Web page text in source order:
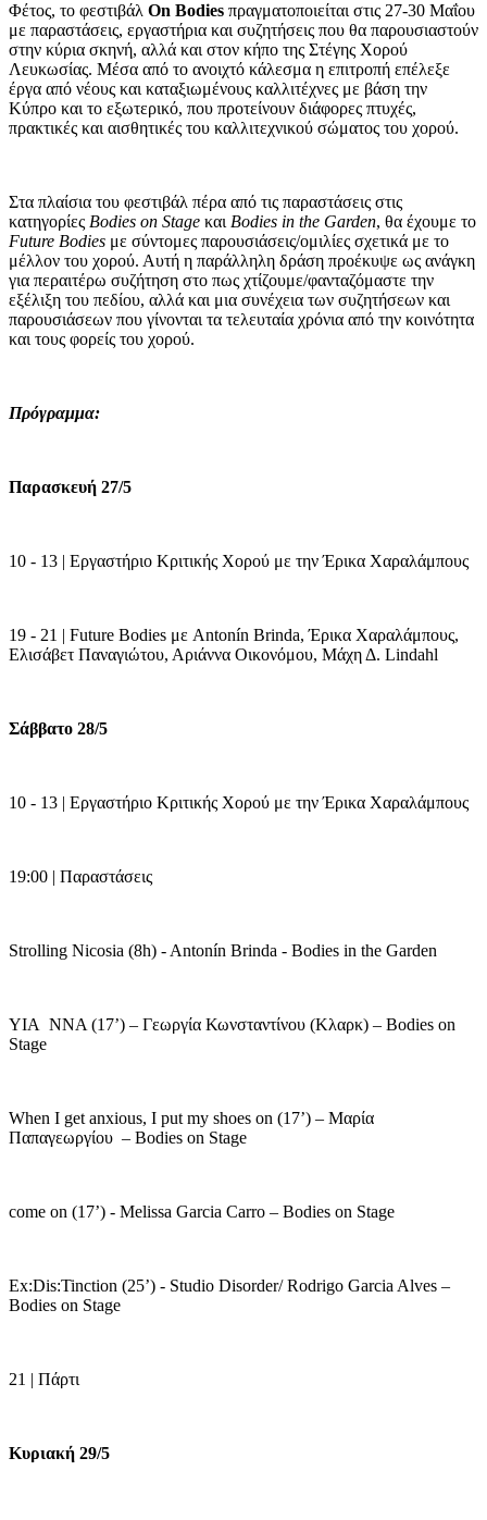
Φέτος, το φεστιβάλ On Bodies πραγματοποιείται στις 27-30 Μαΐου
με παραστάσεις, εργαστήρια και συζητήσεις που θα παρουσιαστούν
στην κύρια σκηνή, αλλά και στον κήπο της Στέγης Χορού
Λευκωσίας. Μέσα από το ανοιχτό κάλεσμα η επιτροπή επέλεξε
έργα από νέους και καταξιωμένους καλλιτέχνες με βάση την
Κύπρο και το εξωτερικό, που προτείνουν διάφορες πτυχές,
πρακτικές και αισθητικές του καλλιτεχνικού σώματος του χορού.
Στα πλαίσια του φεστιβάλ πέρα από τις παραστάσεις στις
κατηγορίες Bodies on Stage και Bodies in the Garden, θα έχουμε το
Future Bodies με σύντομες παρουσιάσεις/ομιλίες σχετικά με το
μέλλον του χορού. Αυτή η παράλληλη δράση προέκυψε ως ανάγκη
για περαιτέρω συζήτηση στο πως χτίζουμε/φανταζόμαστε την
εξέλιξη του πεδίου, αλλά και μια συνέχεια των συζητήσεων και
παρουσιάσεων που γίνονται τα τελευταία χρόνια από την κοινότητα
και τους φορείς του χορού.
Πρόγραμμα:
Παρασκευή 27/5
10 - 13 | Εργαστήριο Κριτικής Χορού με την Έρικα Χαραλάμπους
19 - 21 | Future Bodies με Antonín Brinda, Έρικα Χαραλάμπους,
Ελισάβετ Παναγιώτου, Αριάννα Οικονόμου, Μάχη Δ. Lindahl
Σάββατο 28/5
10 - 13 | Εργαστήριο Κριτικής Χορού με την Έρικα Χαραλάμπους
19:00 | Παραστάσεις
Strolling Nicosia (8h) - Antonín Brinda - Bodies in the Garden
YIA NNA (17’) – Γεωργία Κωνσταντίνου (Κλαρκ) – Bodies on
Stage
When I get anxious, I put my shoes on (17’) – Μαρία
Παπαγεωργίου – Bodies on Stage
come on (17’) - Melissa Garcia Carro – Bodies on Stage
Ex:Dis:Tinction (25’) - Studio Disorder/ Rodrigo Garcia Alves –
Bodies on Stage
21 | Πάρτι
Κυριακή 29/5